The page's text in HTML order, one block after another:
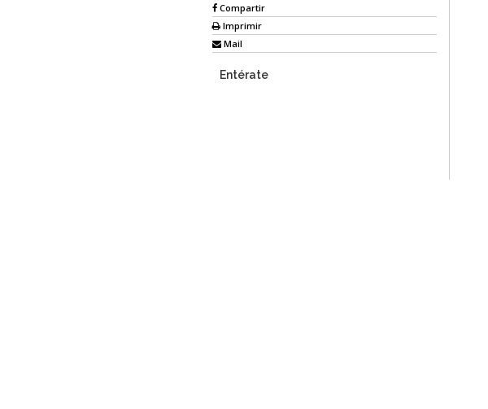
Compartir
Imprimir
Mail
Entérate